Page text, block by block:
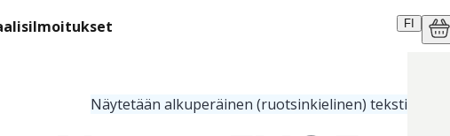
FI
Näytetään alkuperäinen (ruotsinkielinen) teksti